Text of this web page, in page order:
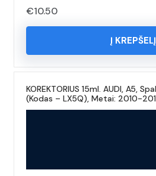
€10.50
Į KREPŠELĮ
KOREKTORIUS 15ml. AUDI, A5,
(Kodas – LX5Q), Metai: 2010-